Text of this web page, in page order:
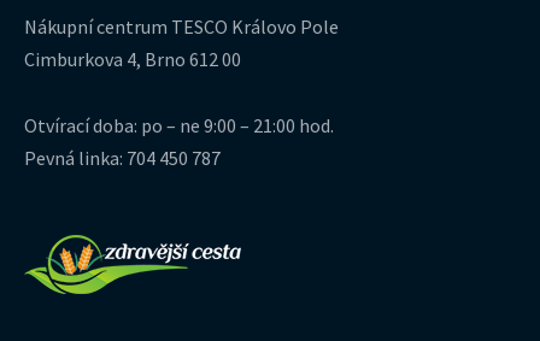
Nákupní centrum TESCO Královo Pole
Cimburkova 4, Brno 612 00
Otvírací doba: po – ne 9:00 – 21:00 hod.
Pevná linka: 704 450 787